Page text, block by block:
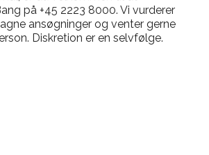
på +45 2223 8000. Vi vurderer
ansøgninger og venter gerne
Diskretion er en selvfølge.